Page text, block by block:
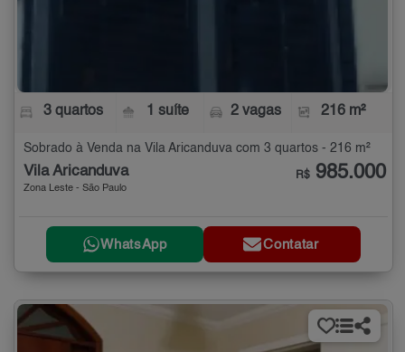
3 quartos 1 suíte 2 vagas 216 m²
Sobrado à Venda na Vila Aricanduva com 3 quartos - 216 m²
Vila Aricanduva
Zona Leste - São Paulo
R$ 985.000
WhatsApp Contatar